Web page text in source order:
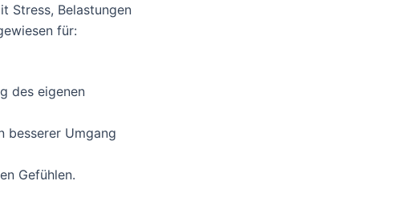
Stress, Belastungen
für:
des eigenen
besserer Umgang
Gefühlen.